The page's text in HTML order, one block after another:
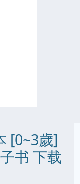
[0~3歲]
书 下载